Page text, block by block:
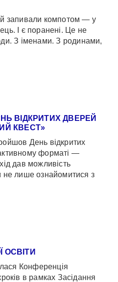
запивали компотом — у
І є поранені. Це не
З іменами. З родинами,
ВІДКРИТИХ ДВЕРЕЙ
КВЕСТ»
День відкритих
форматі —
дав можливість
не лише ознайомитися з
ОСВІТИ
Конференція
в рамках Засідання